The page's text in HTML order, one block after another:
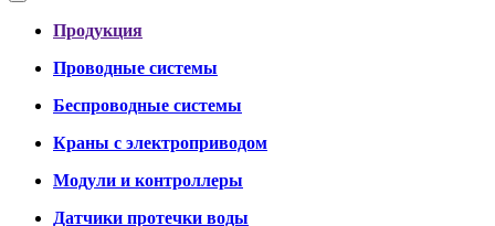
Продукция
Проводные системы
Беспроводные системы
Краны с электроприводом
Модули и контроллеры
Датчики протечки воды